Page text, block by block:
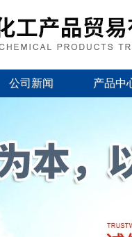
公司新闻 产品中